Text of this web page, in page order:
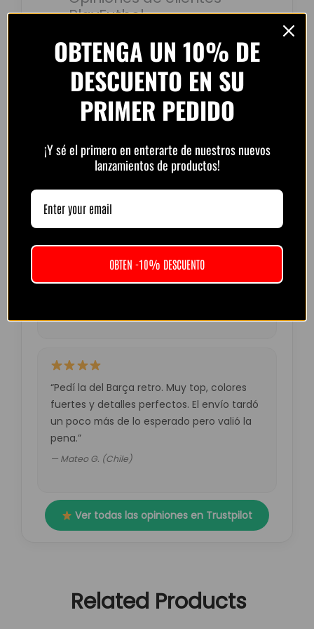
PlayFutbol
opiniones
“Camiseta mejor de lo esperado. El envío
Volveré a comprar seguro.”
— Laura M. (España)
“Muy buena calidad por el precio. Atención
por WhatsApp rápida y amable.
Recomendado.”
“Pedí la del Barça retro. Muy top, colores
fuertes y detalles perfectos. El envío tardó
un poco más de lo esperado pero valió la
pena.”
— Mateo G. (Chile)
Ver todas las opiniones en Trustpilot
Related Products
OBTENGA UN 10% DE
DESCUENTO EN SU
PRIMER PEDIDO
¡Y sé el primero en enterarte de nuestros nuevos
lanzamientos de productos!
OBTEN -10% DESCUENTO